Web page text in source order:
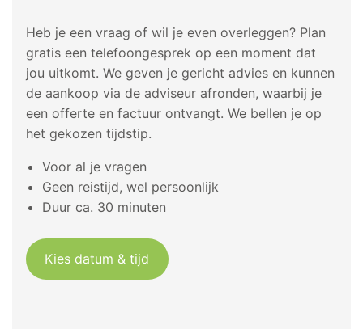
Heb je een vraag of wil je even overleggen? Plan
gratis een telefoongesprek op een moment dat
jou uitkomt. We geven je gericht advies en kunnen
de aankoop via de adviseur afronden, waarbij je
een offerte en factuur ontvangt. We bellen je op
het gekozen tijdstip.
Voor al je vragen
Geen reistijd, wel persoonlijk
Duur ca. 30 minuten
Kies datum & tijd